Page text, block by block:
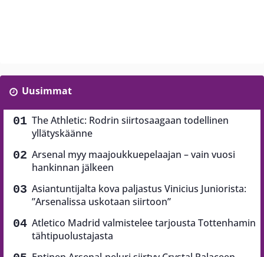
Uusimmat
The Athletic: Rodrin siirtosaagaan todellinen
yllätyskäänne
Arsenal myy maajoukkuepelaajan – vain vuosi
hankinnan jälkeen
Asiantuntijalta kova paljastus Vinicius Juniorista:
”Arsenalissa uskotaan siirtoon”
Atletico Madrid valmistelee tarjousta Tottenhamin
tähtipuolustajasta